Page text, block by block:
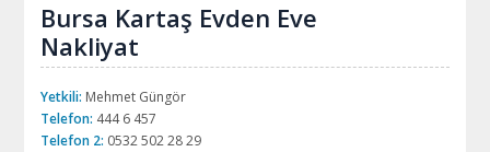
Bursa Kartaş Evden Eve
Nakliyat
Yetkili: Mehmet Güngör
Telefon: 444 6 457
Telefon 2: 0532 502 28 29